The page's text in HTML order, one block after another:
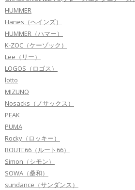
HUMMER
Hanes（ヘインズ）
HUMMER（ハマー）
K-ZOC（ケーゾック）
Lee（リー）
LOGOS（ロゴス）
lotto
MIZUNO
Nosacks（ノサックス）
PEAK
PUMA
Rocky（ロッキー）
ROUTE66（ルート66）
Simon（シモン）
SOWA（桑和）
sundance（サンダンス）